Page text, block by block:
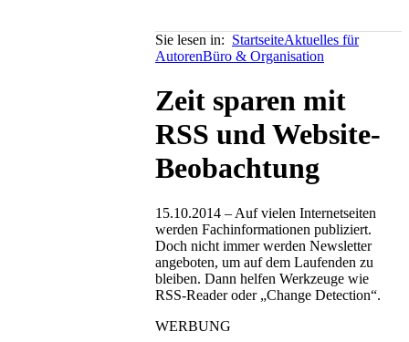
Sie lesen in: StartseiteAktuelles für
AutorenBüro & Organisation
Zeit sparen mit
RSS und Website-
Beobachtung
15.10.2014 – Auf vielen Internetseiten
werden Fachinformationen publiziert.
Doch nicht immer werden Newsletter
angeboten, um auf dem Laufenden zu
bleiben. Dann helfen Werkzeuge wie
RSS-Reader oder „Change Detection“.
WERBUNG